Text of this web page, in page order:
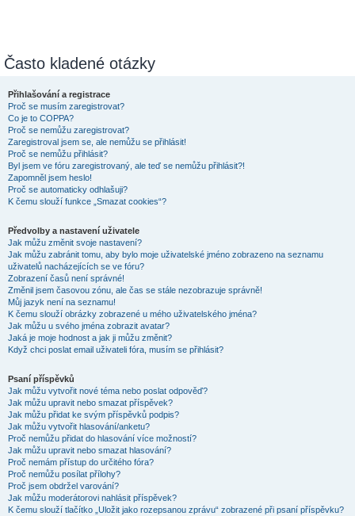
Často kladené otázky
Přihlašování a registrace
Proč se musím zaregistrovat?
Co je to COPPA?
Proč se nemůžu zaregistrovat?
Zaregistroval jsem se, ale nemůžu se přihlásit!
Proč se nemůžu přihlásit?
Byl jsem ve fóru zaregistrovaný, ale teď se nemůžu přihlásit?!
Zapomněl jsem heslo!
Proč se automaticky odhlašuji?
K čemu slouží funkce „Smazat cookies“?
Předvolby a nastavení uživatele
Jak můžu změnit svoje nastavení?
Jak můžu zabránit tomu, aby bylo moje uživatelské jméno zobrazeno na seznamu
uživatelů nacházejících se ve fóru?
Zobrazení časů není správné!
Změnil jsem časovou zónu, ale čas se stále nezobrazuje správně!
Můj jazyk není na seznamu!
K čemu slouží obrázky zobrazené u mého uživatelského jména?
Jak můžu u svého jména zobrazit avatar?
Jaká je moje hodnost a jak ji můžu změnit?
Když chci poslat email uživateli fóra, musím se přihlásit?
Psaní příspěvků
Jak můžu vytvořit nové téma nebo poslat odpověď?
Jak můžu upravit nebo smazat příspěvek?
Jak můžu přidat ke svým příspěvků podpis?
Jak můžu vytvořit hlasování/anketu?
Proč nemůžu přidat do hlasování více možností?
Jak můžu upravit nebo smazat hlasování?
Proč nemám přístup do určitého fóra?
Proč nemůžu posílat přílohy?
Proč jsem obdržel varování?
Jak můžu moderátorovi nahlásit příspěvek?
K čemu slouží tlačítko „Uložit jako rozepsanou zprávu“ zobrazené při psaní příspěvku?